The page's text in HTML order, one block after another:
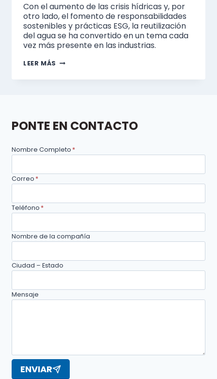
Con el aumento de las crisis hídricas y, por
otro lado, el fomento de responsabilidades
sostenibles y prácticas ESG, la reutilización
del agua se ha convertido en un tema cada
vez más presente en las industrias.
LEER MÁS ESG:
PARA
LAS
PONTE EN CONTACTO
Nombre Completo *
Correo *
Teléfono *
Nombre de la compañía
Ciudad – Estado
Mensaje
ENVIAR